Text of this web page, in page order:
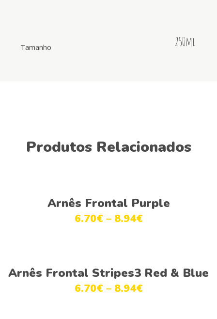
Tamanho 250ml
Produtos Relacionados
Ver opções
Arnês Frontal Purple
6.70€ – 8.94€
Ver opções
Arnês Frontal Stripes3 Red & Blue
6.70€ – 8.94€